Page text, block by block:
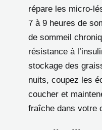
répare les micro-
7 à 9 heures de
de sommeil
résistance à
stockage des
nuits, coupez les
coucher et
fraîche dans votre